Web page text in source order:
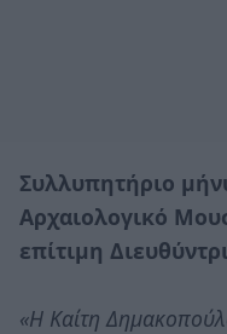
Συλλυπητήριο
Αρχαιολογικό
επίτιμη
«Η Καίτη